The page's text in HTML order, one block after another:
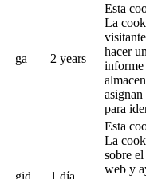
_ga 2 years
Esta
La
hacer
informe
para
_gid 1 día
Esta
La
sobre
web y